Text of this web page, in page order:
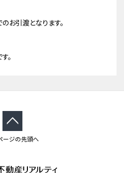
お引渡となります。
。
ージの先頭へ